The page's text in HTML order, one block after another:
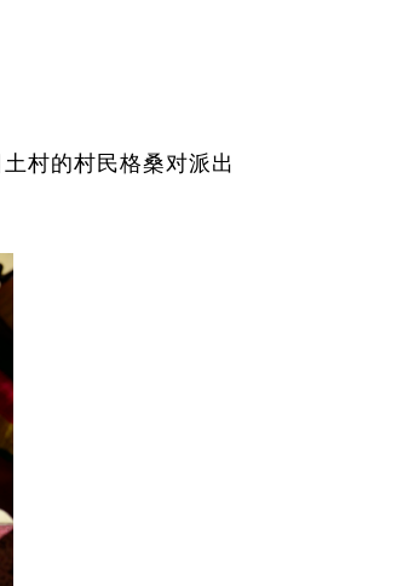
村的村民格桑对派出